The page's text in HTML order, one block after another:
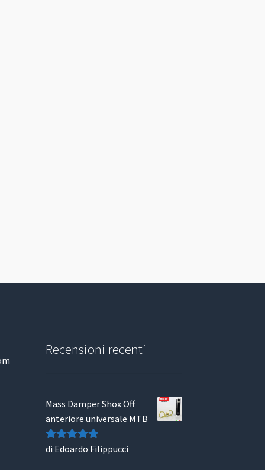
Recensioni recenti
Mass Damper Shox Off
anteriore universale MTB
Valutato5su
di Edoardo Filippucci